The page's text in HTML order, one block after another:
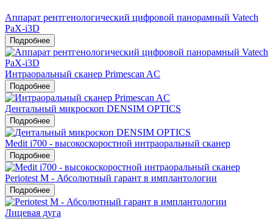
Аппарат рентгенологический цифровой панорамный Vatech
PaX-i3D
Подробнее
Интраоральный сканер Primescan AC
Подробнее
Дентальный микроскоп DENSIM OPTICS
Подробнее
Medit i700 - высокоскоростной интраоральный сканер
Подробнее
Periotest M - Абсолютный гарант в имплантологии
Подробнее
Лицевая дуга